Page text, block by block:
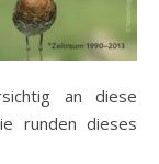
an diese
runden dieses